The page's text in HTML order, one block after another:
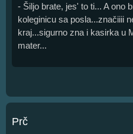
- Šiljo brate, jes' to ti... A ono
koleginicu sa posla...značiiii
kraj...sigurno zna i kasirka u
mater...
Prč